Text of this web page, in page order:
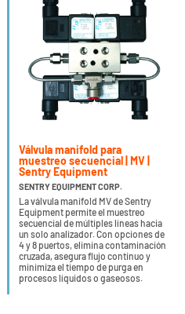
Válvula manifold para
muestreo secuencial | MV |
Sentry Equipment
SENTRY EQUIPMENT CORP.
La válvula manifold MV de Sentry
Equipment permite el muestreo
secuencial de múltiples líneas hacia
un solo analizador. Con opciones de
4 y 8 puertos, elimina contaminación
cruzada, asegura flujo continuo y
minimiza el tiempo de purga en
procesos líquidos o gaseosos.